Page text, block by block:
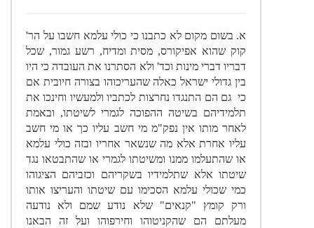
א. בשום מקום לא כתבנו כי כולי עלמא חשבו על הר'
קוק שהוא אפיקורס, מסית ומדיח, רשע גמור, שכל
דבריו דברי מינות וכד' ולא הסתרנו את העובדה כי היו
בין גדולי ישראל כאלה שהעריכוהו בצורה חיובית אם
כי גם הם התנגדו נחרצות לכתביו ולמעשיו וחינכו את
תלמידיהם בשיטה ההפוכה לגמרי לשיטתו, ובאמת
לאחר מותו אין נפק"מ מי חשב עליו כך או מי חשב
עליו אחרת אלא מה שנשאר אחריו ובזה כולי עלמא
או שהתעלמו ממנו ומשיטתו לגמרי או שהתבטאו נגד
שיטתו אלא שתלמידיו בשקריהם וכזביהם הציגוהו
כמי שכולי עלמא הסכימו עם שיטתו והעריצו אותו
ורק קומץ "קנאים" שלא נודע שמם ולא נודעה
מעלתם הם שהקניטוהו וחירפוהו ועל זה הבאנו